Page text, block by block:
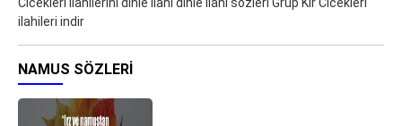
ilahileri indir
NAMUS SÖZLERI